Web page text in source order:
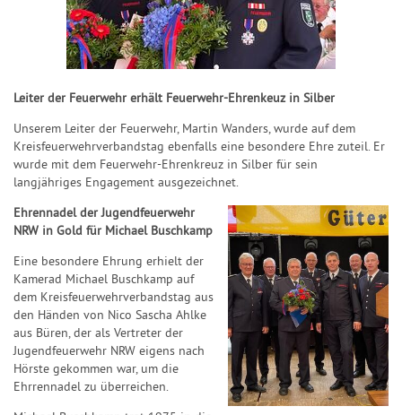
Leiter der Feuerwehr erhält Feuerwehr-Ehrenkeuz in Silber
Unserem Leiter der Feuerwehr, Martin Wanders, wurde auf dem
Kreisfeuerwehrverbandstag ebenfalls eine besondere Ehre zuteil. Er
wurde mit dem Feuerwehr-Ehrenkreuz in Silber für sein
langjähriges Engagement ausgezeichnet.
Ehrennadel der Jugendfeuerwehr
NRW in Gold für Michael Buschkamp
Eine besondere Ehrung erhielt der
Kamerad Michael Buschkamp auf
dem Kreisfeuerwehrverbandstag aus
den Händen von Nico Sascha Ahlke
aus Büren, der als Vertreter der
Jugendfeuerwehr NRW eigens nach
Hörste gekommen war, um die
Ehrrennadel zu überreichen.